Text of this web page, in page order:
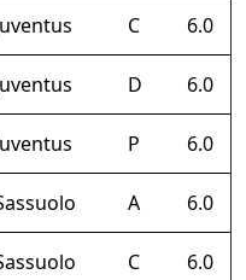
C 6.0
D 6.0
P 6.0
A 6.0
C 6.0